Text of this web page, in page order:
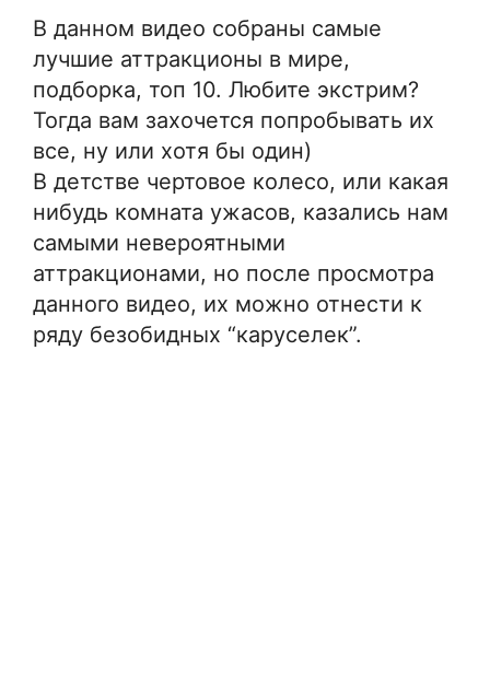
В данном видео собраны самые
лучшие аттракционы в мире,
подборка, топ 10. Любите экстрим?
Тогда вам захочется попробывать их
все, ну или хотя бы один)
В детстве чертовое колесо, или какая
нибудь комната ужасов, казались нам
самыми невероятными
аттракционами, но после просмотра
данного видео, их можно отнести к
ряду безобидных “каруселек”.